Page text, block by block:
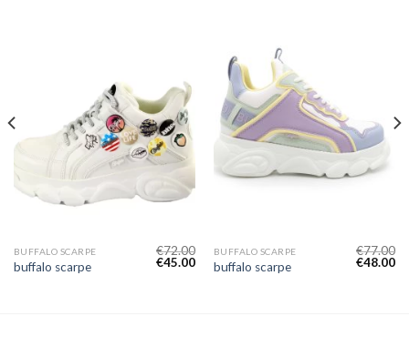
BUFFALO SCARPE
buffalo scarpe
€72.00
€45.00
BUFFALO SCARPE
buffalo scarpe
€77.00
€48.00